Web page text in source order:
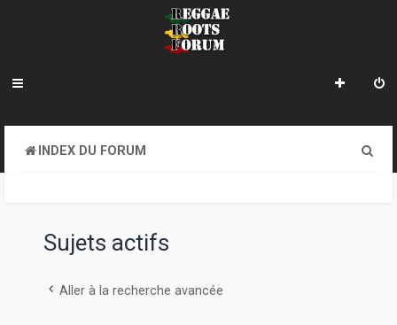
INDEX DU FORUM
Sujets actifs
Aller à la recherche avancée